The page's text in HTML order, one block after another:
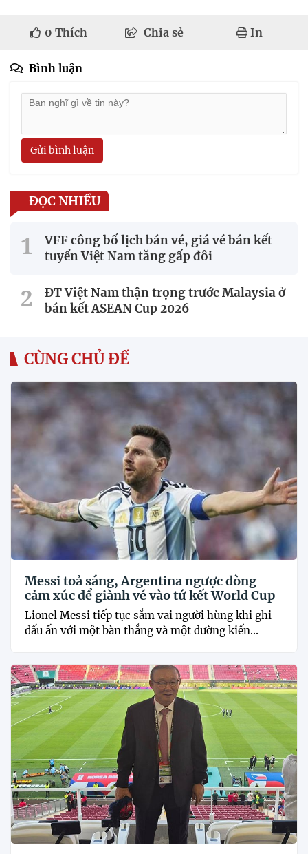
0 Thích Chia sẻ In
Bình luận
Gửi bình luận
ĐỌC NHIỀU
VFF công bố lịch bán vé, giá vé bán kết
tuyển Việt Nam tăng gấp đôi
ĐT Việt Nam thận trọng trước Malaysia ở
bán kết ASEAN Cup 2026
CÙNG CHỦ ĐỀ
Messi toả sáng, Argentina ngược dòng
cảm xúc để giành vé vào tứ kết World Cup
Lionel Messi tiếp tục sắm vai người hùng khi ghi
dấu ấn với một bàn thắng và một đường kiến...